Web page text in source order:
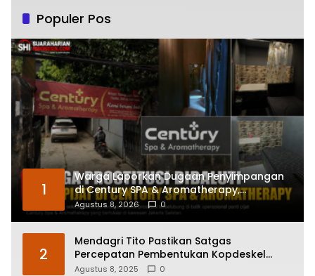
Populer Pos
1
Warga Laporkan Dugaan Penyimpangan
di Century SPA & Aromatherapy,
Wartawan Temukan Penawaran Sejumlah
Paket melalui WhatsApp
Agustus 8, 2026 0
2
Mendagri Tito Pastikan Satgas
Percepatan Pembentukan Kopdeskel
Terbentuk di Seluruh Daerah
Agustus 8, 2025 0